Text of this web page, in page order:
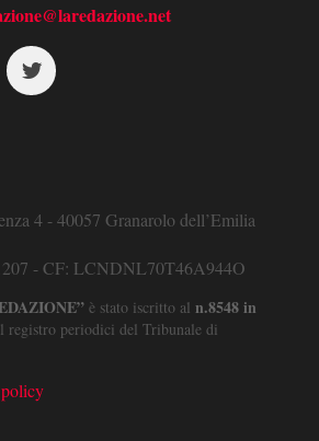
4 - 40057 Granarolo dell’Emilia
- CF: LCNDNL70T46A944O
è stato iscritto al n.8548 in
registro periodici del Tribunale di